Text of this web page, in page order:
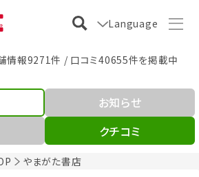
Language
情報9271件 / 口コミ40655件を掲載中
やまがた書店
お知らせ
クチコミ